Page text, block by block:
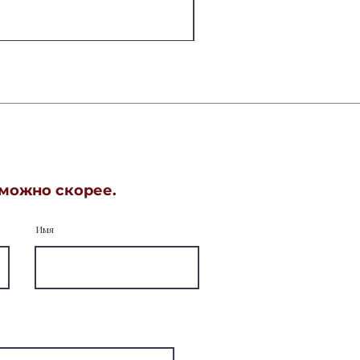
скорее.
Имя